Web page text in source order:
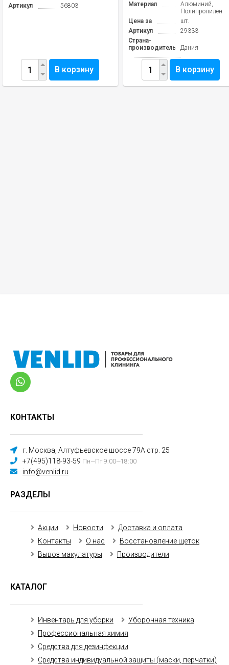
Артикул
56803
В корзину
Материал
Алюминий,
Полипропилен
Цена за
шт.
Артикул
29333
Страна-
производитель
Дания
В корзину
КОНТАКТЫ
г. Москва, Алтуфьевское шоссе 79А стр. 25
+7(495)118-93-59 Пн—Пт 9:00—18:00
info@venlid.ru
РАЗДЕЛЫ
Акции Новости
Доставка и оплата
Контакты
О нас
Восстановление щеток
Вывоз макулатуры
Производители
КАТАЛОГ
Инвентарь для уборки
Уборочная техника
Профессиональная химия
Средства для дезинфекции
Средства индивидуальной защиты (маски, перчатки)